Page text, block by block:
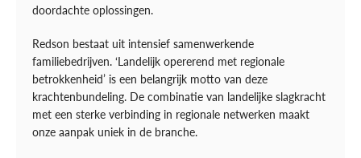
doordachte oplossingen.
Redson bestaat uit intensief samenwerkende
familiebedrijven. ‘Landelijk opererend met regionale
betrokkenheid’ is een belangrijk motto van deze
krachtenbundeling. De combinatie van landelijke slagkracht
met een sterke verbinding in regionale netwerken maakt
onze aanpak uniek in de branche.